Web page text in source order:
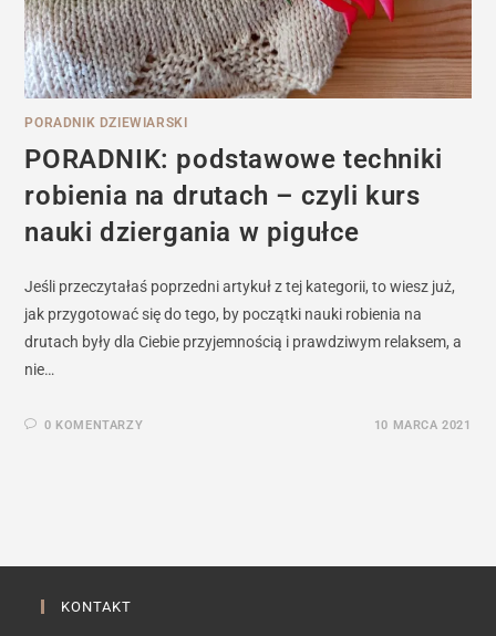
PORADNIK DZIEWIARSKI
PORADNIK: podstawowe techniki
robienia na drutach – czyli kurs
nauki dziergania w pigułce
Jeśli przeczytałaś poprzedni artykuł z tej kategorii, to wiesz już,
jak przygotować się do tego, by początki nauki robienia na
drutach były dla Ciebie przyjemnością i prawdziwym relaksem, a
nie…
0 KOMENTARZY 10 MARCA 2021
KONTAKT